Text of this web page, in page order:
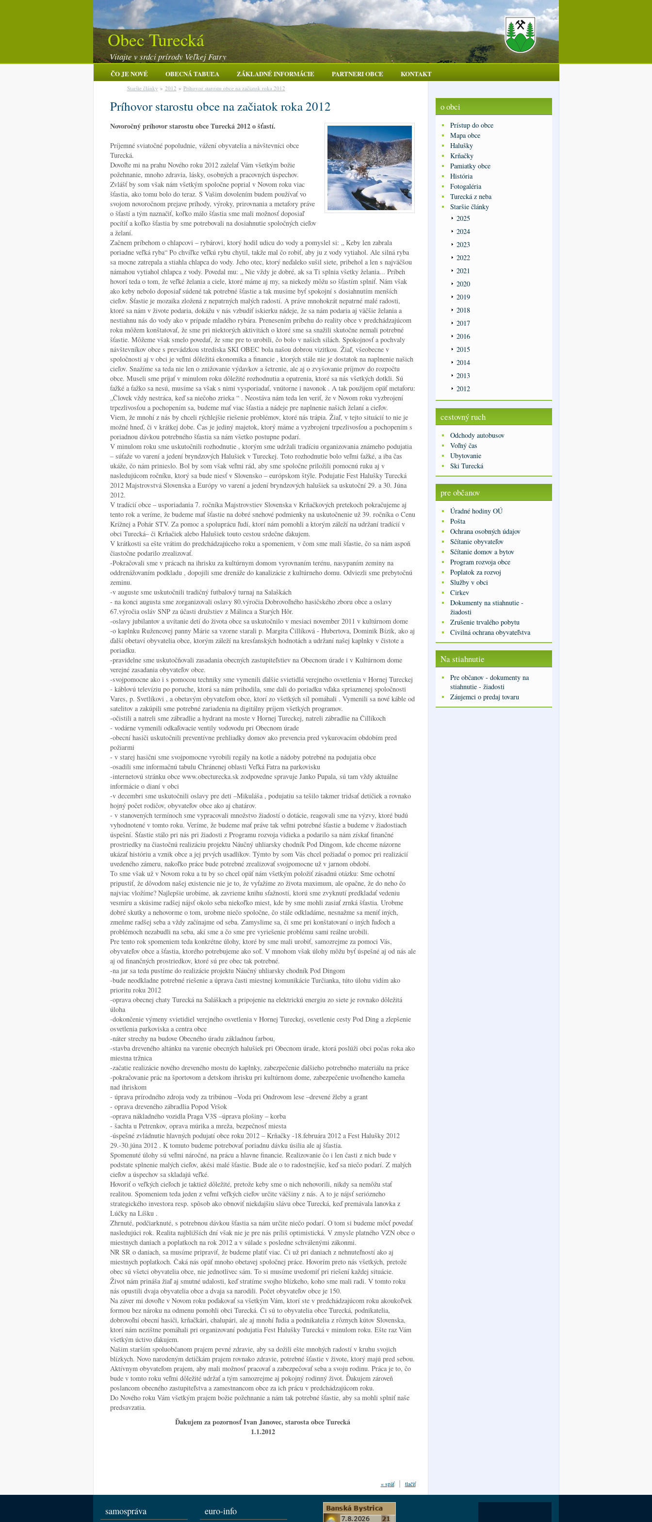
Obec Turecká
Vitajte v srdci prírody Veľkej Fatry
ČO JE NOVÉ OBECNÁ TABUĽA ZÁKLADNÉ INFORMÁCIE PARTNERI OBCE KONTAKT
Príhovor starostu obce na začiatok roka 2012
Staršie články » 2012 » Príhovor starostu obce na začiatok roka 2012
Novoročný príhovor starostu obce Turecká 2012 o šťastí.
Príjemné sviatočné popoludnie, vážení obyvatelia a návštevníci obce
Turecká.
Dovoľte mi na prahu Nového roku 2012 zaželať Vám všetkým božie
požehnanie, mnoho zdravia, lásky, osobných a pracovných úspechov.
Zvlášť by som však nám všetkým spoločne poprial v Novom roku viac
šťastia, ako tomu bolo do teraz. S Vašim dovolením budem používať vo
svojom novoročnom prejave príhody, výroky, prirovnania a metafory práve
o šťastí a tým naznačiť, koľko málo šťastia sme mali možnosť doposiaľ
pocítiť a koľko šťastia by sme potrebovali na dosiahnutie spoločných cieľov
a želaní.
Začnem príbehom o chlapcovi – rybárovi, ktorý hodil udicu do vody a pomyslel si: „ Keby len zabrala
poriadne veľká ryba“ Po chvíľke veľkú rybu chytil, takže mal čo robiť, aby ju z vody vytiahol. Ale silná ryba
sa mocne zatrepala a stiahla chlapca do vody. Jeho otec, ktorý neďaleko sušil siete, pribehol a len s najväčšou
námahou vytiahol chlapca z vody. Povedal mu: „ Nie vždy je dobré, ak sa Ti splnia všetky želania... Príbeh
hovorí teda o tom, že veľké želania a ciele, ktoré máme aj my, sa niekedy môžu so šťastím splniť. Nám však
ako keby nebolo doposiaľ súdené tak potrebné šťastie a tak musíme byť spokojní s dosiahnutím menších
cieľov. Šťastie je mozaika zložená z nepatrných malých radostí. A práve mnohokrát nepatrné malé radosti,
ktoré sa nám v živote podaria, dokážu v nás vzbudiť iskierku nádeje, že sa nám podaria aj väčšie želania a
nestiahnu nás do vody ako v prípade mladého rybára. Prenesením príbehu do reality obce v predchádzajúcom
roku môžem konštatovať, že sme pri niektorých aktivitách o ktoré sme sa snažili skutočne nemali potrebné
šťastie. Môžeme však smelo povedať, že sme pre to urobili, čo bolo v našich silách. Spokojnosť a pochvaly
návštevníkov obce s prevádzkou strediska SKI OBEC bola našou dobrou vizitkou. Žiaľ, všeobecne v
spoločnosti aj v obci je veľmi dôležitá ekonomika a financie , ktorých stále nie je dostatok na naplnenie našich
cieľov. Snažíme sa teda nie len o znižovanie výdavkov a šetrenie, ale aj o zvyšovanie príjmov do rozpočtu
obce. Museli sme prijať v minulom roku dôležité rozhodnutia a opatrenia, ktoré sa nás všetkých dotkli. Sú
ťažké a ťažko sa nesú, musíme sa však s nimi vysporiadať, vnútorne i navonok . A tak použijem opäť metaforu:
„Človek vždy nestráca, keď sa niečoho zrieka “ . Neostáva nám teda len veriť, že v Novom roku vyzbrojení
trpezlivosťou a pochopením sa, budeme mať viac šťastia a nádeje pre naplnenie našich želaní a cieľov.
Viem, že mnohí z nás by chceli rýchlejšie riešenie problémov, ktoré nás trápia. Žiaľ, v tejto situácií to nie je
možné hneď, či v krátkej dobe. Čas je jediný majetok, ktorý máme a vyzbrojení trpezlivosťou a pochopením s
poriadnou dávkou potrebného šťastia sa nám všetko postupne podarí.
V minulom roku sme uskutočnili rozhodnutie , ktorým sme udržali tradíciu organizovania známeho podujatia
– súťaže vo varení a jedení bryndzových Halušiek v Tureckej. Toto rozhodnutie bolo veľmi ťažké, a iba čas
ukáže, čo nám prinieslo. Bol by som však veľmi rád, aby sme spoločne priložili pomocnú ruku aj v
nasledujúcom ročníku, ktorý sa bude niesť v Slovensko – európskom štýle. Podujatie Fest Halušky Turecká
2012 Majstrovstvá Slovenska a Európy vo varení a jedení bryndzových halušiek sa uskutoční 29. a 30. Júna
2012.
V tradícií obce – usporiadania 7. ročníka Majstrovstiev Slovenska v Krňačkových pretekoch pokračujeme aj
tento rok a veríme, že budeme mať šťastie na dobré snehové podmienky na uskutočnenie už 39. ročníka o Cenu
Krížnej a Pohár STV. Za pomoc a spoluprácu ľudí, ktorí nám pomohli a ktorým záleží na udržaní tradícií v
obci Turecká– či Krňačiek alebo Halušiek touto cestou srdečne ďakujem.
V krátkosti sa ešte vrátim do predchádzajúceho roku a spomeniem, v čom sme mali šťastie, čo sa nám aspoň
čiastočne podarilo zrealizovať.
-Pokračovali sme v prácach na ihrisku za kultúrnym domom vyrovnaním terénu, nasypaním zeminy na
oddrenážovaním podkladu , dopojili sme drenáže do kanalizácie z kultúrneho domu. Odviezli sme prebytočnú
zeminu.
-v auguste sme uskutočnili tradičný futbalový turnaj na Salaškách
- na konci augusta sme zorganizovali oslavy 80.výročia Dobrovoľného hasičského zboru obce a oslavy
67.výročia osláv SNP za účasti družstiev z Málinca a Starých Hôr.
-oslavy jubilantov a uvítanie detí do života obce sa uskutočnilo v mesiaci november 2011 v kultúrnom dome
-o kaplnku Ružencovej panny Márie sa vzorne starali p. Margita Čillíková - Hubertova, Dominik Bízik, ako aj
ďalší obetaví obyvatelia obce, ktorým záleží na kresťanských hodnotách a udržaní našej kaplnky v čistote a
poriadku.
-pravidelne sme uskutočňovali zasadania obecných zastupiteľstiev na Obecnom úrade i v Kultúrnom dome
verejné zasadania obyvateľov obce.
-svojpomocne ako i s pomocou techniky sme vymenili ďalšie svietidlá verejného osvetlenia v Hornej Tureckej
- káblovú televíziu po poruche, ktorá sa nám prihodila, sme dali do poriadku vďaka spriaznenej spoločnosti
Vares, p. Svetlíkovi , a obetavým obyvateľom obce, ktorí zo všetkých síl pomáhali . Vymenili sa nové káble od
satelitov a zakúpili sme potrebné zariadenia na digitálny príjem všetkých programov.
-očistili a natreli sme zábradlie a hydrant na moste v Hornej Tureckej, natreli zábradlie na Čillíkoch
- vodárne vymenili odkaľovacie ventily vodovodu pri Obecnom úrade
-obecní hasiči uskutočnili preventívne prehliadky domov ako prevencia pred vykurovacím obdobím pred
požiarmi
- v starej hasični sme svojpomocne vyrobili regály na kotle a nádoby potrebné na podujatia obce
-osadili sme informačnú tabulu Chránenej oblasti Veľká Fatra na parkovisku
-internetovú stránku obce www.obecturecka.sk zodpovedne spravuje Janko Pupala, sú tam vždy aktuálne
informácie o dianí v obci
-v decembri sme uskutočnili oslavy pre deti –Mikuláša , podujatiu sa tešilo takmer tridsať detičiek a rovnako
hojný počet rodičov, obyvateľov obce ako aj chatárov.
- v stanovených termínoch sme vypracovali množstvo žiadostí o dotácie, reagovali sme na výzvy, ktoré budú
vyhodnotené v tomto roku. Veríme, že budeme mať práve tak veľmi potrebné šťastie a budeme v žiadostiach
úspešní. Šťastie stálo pri nás pri žiadosti z Programu rozvoja vidieka a podarilo sa nám získať finančné
prostriedky na čiastočnú realizáciu projektu Náučný uhliarsky chodník Pod Dingom, kde chceme názorne
ukázať históriu a vznik obce a jej prvých usadlíkov. Týmto by som Vás chcel požiadať o pomoc pri realizácií
uvedeného zámeru, nakoľko práce bude potrebné zrealizovať svojpomocne už v jarnom období.
To sme však už v Novom roku a tu by so chcel opäť nám všetkým položiť zásadnú otázku: Sme ochotní
pripustiť, že dôvodom našej existencie nie je to, že vyťažíme zo života maximum, ale opačne, že do neho čo
najviac vložíme? Najlepšie urobíme, ak zavrieme knihu sťažností, ktorú sme zvyknutí predkladať vedeniu
vesmíru a skúsime radšej nájsť okolo seba niekoľko miest, kde by sme mohli zasiať zrnká šťastia. Urobme
dobré skutky a nehovorme o tom, urobme niečo spoločne, čo stále odkladáme, nesnažme sa meniť iných,
zmeňme radšej seba a vždy začínajme od seba. Zamyslime sa, či sme pri konštatovaní o iných ľuďoch a
problémoch nezabudli na seba, akí sme a čo sme pre vyriešenie problému sami reálne urobili.
Pre tento rok spomeniem teda konkrétne úlohy, ktoré by sme mali urobiť, samozrejme za pomoci Vás,
obyvateľov obce a šťastia, ktorého potrebujeme ako soľ. V mnohom však úlohy môžu byť úspešné aj od nás ale
aj od finančných prostriedkov, ktoré sú pre obec tak potrebné.
-na jar sa teda pustíme do realizácie projektu Náučný uhliarsky chodník Pod Dingom
-bude neodkladne potrebné riešenie a úprava časti miestnej komunikácie Turčianka, túto úlohu vidím ako
prioritu roku 2012
-oprava obecnej chaty Turecká na Saláškach a pripojenie na elektrickú energiu zo siete je rovnako dôležitá
úloha
-dokončenie výmeny svietidiel verejného osvetlenia v Hornej Tureckej, osvetlenie cesty Pod Ding a zlepšenie
osvetlenia parkoviska a centra obce
-náter strechy na budove Obecného úradu základnou farbou,
-stavba dreveného altánku na varenie obecných halušiek pri Obecnom úrade, ktorá poslúži obci počas roka ako
miestna tržnica
-začatie realizácie nového dreveného mostu do kaplnky, zabezpečenie ďalšieho potrebného materiálu na práce
-pokračovanie prác na športovom a detskom ihrisku pri kultúrnom dome, zabezpečenie uvoľneného kameňa
nad ihriskom
- úprava prírodného zdroja vody za tribúnou –Voda pri Ondrovom lese –drevené žleby a grant
- oprava dreveného zábradlia Popod Vršok
-oprava nákladného vozidla Praga V3S –úprava plošiny – korba
- šachta u Petrenkov, oprava múrika a mreža, bezpečnosť miesta
-úspešné zvládnutie hlavných podujatí obce roku 2012 – Krňačky -18.februára 2012 a Fest Halušky 2012
29.-30.júna 2012 . K tomuto budeme potrebovať poriadnu dávku úsilia ale aj šťastia.
Spomenuté úlohy sú veľmi náročné, na prácu a hlavne financie. Realizovanie čo i len časti z nich bude v
podstate splnenie malých cieľov, akési malé šťastie. Bude ale o to radostnejšie, keď sa niečo podarí. Z malých
cieľov a úspechov sa skladajú veľké.
Hovoriť o veľkých cieľoch je taktiež dôležité, pretože keby sme o nich nehovorili, nikdy sa nemôžu stať
realitou. Spomeniem teda jeden z veľmi veľkých cieľov určite väčšiny z nás. A to je nájsť seriózneho
strategického investora resp. spôsob ako obnoviť niekdajšiu slávu obce Turecká, keď premávala lanovka z
Lúčky na Líšku .
Zhrnuté, podčiarknuté, s potrebnou dávkou šťastia sa nám určite niečo podarí. O tom si budeme môcť povedať
nasledujúci rok. Realita najbližších dní však nie je pre nás príliš optimistická. V zmysle platného VZN obce o
miestnych daniach a poplatkoch na rok 2012 a v súlade s posledne schválenými zákonmi.
NR SR o daniach, sa musíme pripraviť, že budeme platiť viac. Či už pri daniach z nehnuteľností ako aj
miestnych poplatkoch. Čaká nás opäť mnoho obetavej spoločnej práce. Hovorím preto nás všetkých, pretože
obec sú všetci obyvatelia obce, nie jednotlivec sám. To si musíme uvedomiť pri riešení každej situácie.
Život nám prináša žiaľ aj smutné udalosti, keď stratíme svojho blízkeho, koho sme mali radi. V tomto roku
nás opustili dvaja obyvatelia obce a dvaja sa narodili. Počet obyvateľov obce je 150.
Na záver mi dovoľte v Novom roku poďakovať sa všetkým Vám, ktorí ste v predchádzajúcom roku akoukoľvek
formou bez nároku na odmenu pomohli obci Turecká. Či sú to obyvatelia obce Turecká, podnikatelia,
dobrovoľní obecní hasiči, krňačkári, chalupári, ale aj mnohí ľudia a podnikatelia z rôznych kútov Slovenska,
ktorí nám nezištne pomáhali pri organizovaní podujatia Fest Halušky Turecká v minulom roku. Ešte raz Vám
všetkým úctivo ďakujem.
Našim starším spoluobčanom prajem pevné zdravie, aby sa dožili ešte mnohých radostí v kruhu svojich
blízkych. Novo narodeným detičkám prajem rovnako zdravie, potrebné šťastie v živote, ktorý majú pred sebou.
Aktívnym obyvateľom prajem, aby mali možnosť pracovať a zabezpečovať seba a svoju rodinu. Práca je to, čo
bude v tomto roku veľmi dôležité udržať a tým samozrejme aj pokojný rodinný život. Ďakujem zároveň
poslancom obecného zastupiteľstva a zamestnancom obce za ich prácu v predchádzajúcom roku.
Do Nového roku Vám všetkým prajem božie požehnanie a nám tak potrebné šťastie, aby sa mohli splniť naše
predsavzatia.
Ďakujem za pozornosť Ivan Janovec, starosta obce Turecká
1.1.2012
tlačiť
« späť
o obci
Prístup do obce
Mapa obce
Halušky
Krňačky
Pamiatky obce
História
Fotogaléria
Turecká z neba
Staršie články
2025
2024
2023
2022
2021
2020
2019
2018
2017
2016
2015
2014
2013
2012
cestovný ruch
Odchody autobusov
Voľný čas
Ubytovanie
Ski Turecká
pre občanov
Úradné hodiny OÚ
Pošta
Ochrana osobných údajov
Sčítanie obyvateľov
Sčítanie domov a bytov
Program rozvoja obce
Poplatok za rozvoj
Služby v obci
Cirkev
Dokumenty na stiahnutie -
žiadosti
Zrušenie trvalého pobytu
Civilná ochrana obyvateľstva
Na stiahnutie
Pre občanov - dokumenty na
stiahnutie - žiadosti
Záujemci o predaj tovaru
samospráva euro-info